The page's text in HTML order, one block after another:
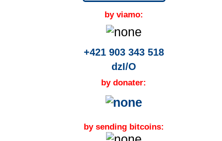
by viamo:
+421 903 343 518
dzI/O
by donater:
by sending bitcoins: